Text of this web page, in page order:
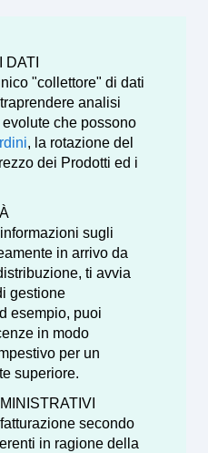
DATI
"collettore" di dati
analisi
che possono
, la rotazione del
dei Prodotti ed i
sugli
in arrivo da
ti avvia
gestione
esempio, puoi
in modo
per un
superiore.
secondo
in ragione della